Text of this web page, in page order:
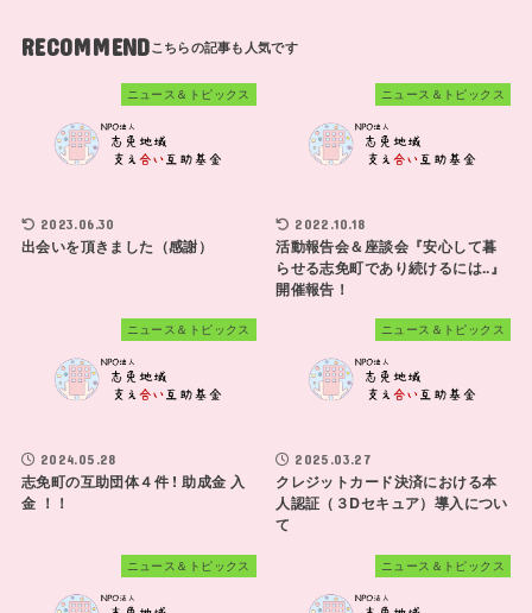
RECOMMEND
ニュース＆トピックス
2023.06.30
出会いを頂きました（感謝）
ニュース＆トピックス
2022.10.18
活動報告会＆座談会『安心して暮
らせる志免町であり続けるには..』
開催報告！
ニュース＆トピックス
2024.05.28
志免町の互助団体４件 ! 助成金 入
金 ！！
ニュース＆トピックス
2025.03.27
クレジットカード決済における本
人認証（３Dセキュア）導入につい
て
ニュース＆トピックス ニュース＆トピックス